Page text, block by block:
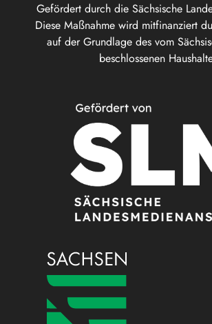
Gefördert durch die Sächsische
Diese Maßnahme wird mitfinanziert
auf der Grundlage des vom
beschlossenen